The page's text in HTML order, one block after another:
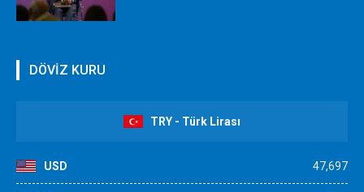
DÖVİZ KURU
TRY - Türk Lirası
USD 47,697